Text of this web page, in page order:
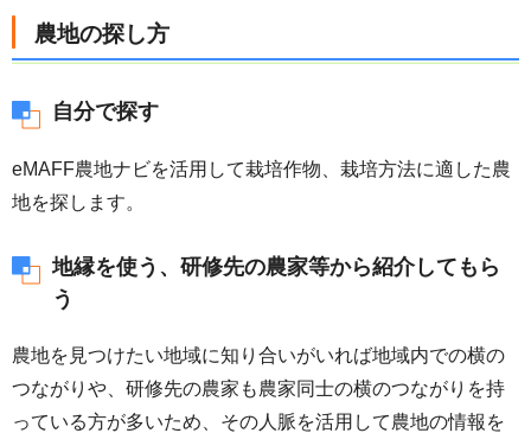
農地の探し方
自分で探す
eMAFF農地ナビを活用して栽培作物、栽培方法に適した農
地を探します。
地縁を使う、研修先の農家等から紹介してもら
う
農地を見つけたい地域に知り合いがいれば地域内での横の
つながりや、研修先の農家も農家同士の横のつながりを持
っている方が多いため、その人脈を活用して農地の情報を